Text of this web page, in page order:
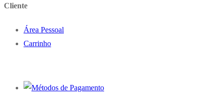
Cliente
Área Pessoal
Carrinho